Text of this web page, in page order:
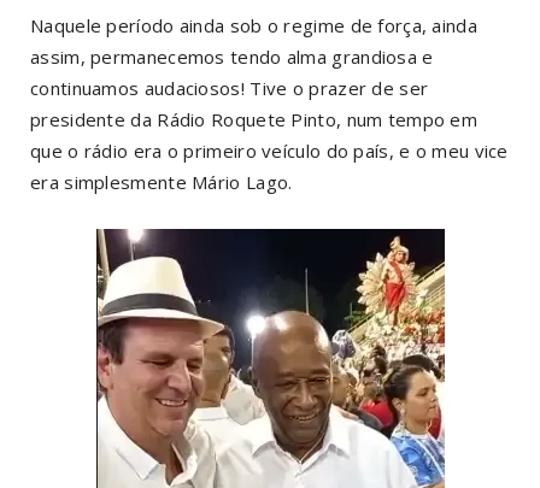
Naquele período ainda sob o regime de força, ainda
assim, permanecemos tendo alma grandiosa e
continuamos audaciosos! Tive o prazer de ser
presidente da Rádio Roquete Pinto, num tempo em
que o rádio era o primeiro veículo do país, e o meu vice
era simplesmente Mário Lago.